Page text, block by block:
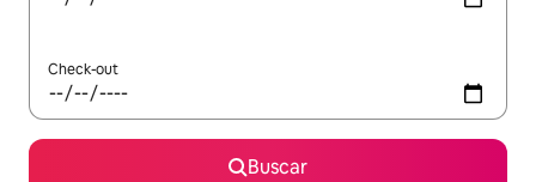
Check-out
Buscar